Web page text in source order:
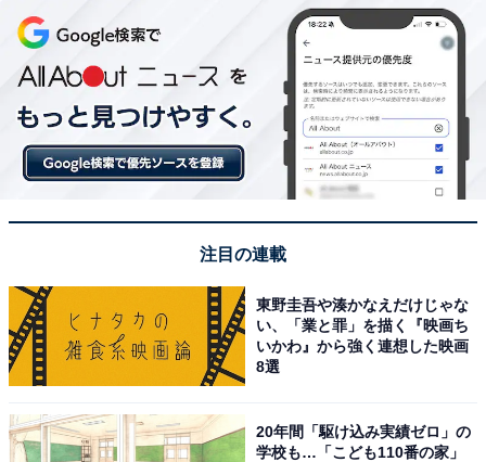
「那須スイミングドーム」は小学生未満無料！ 那
須町営のウォータースライダー・ジャグジー付き
注目の連載
東野圭吾や湊かなえだけじゃな
い、「業と罪」を描く『映画ち
いかわ』から強く連想した映画
8選
20年間「駆け込み実績ゼロ」の
学校も…「こども110番の家」